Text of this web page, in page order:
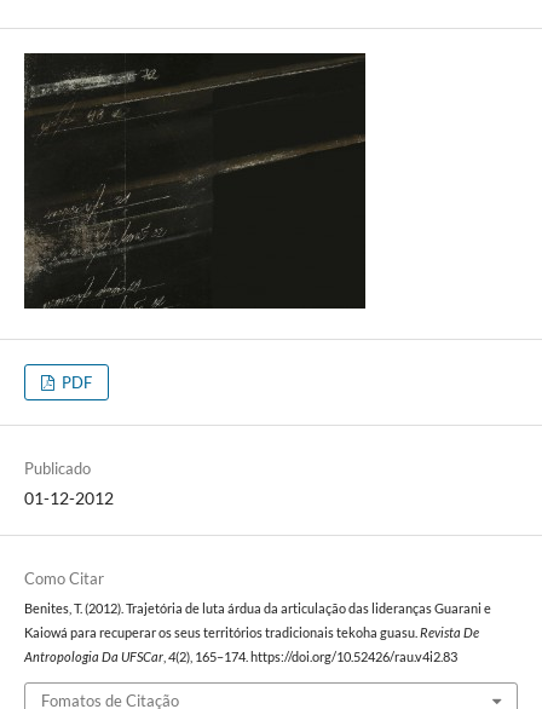
PDF
Publicado
01-12-2012
Como Citar
Benites, T. (2012). Trajetória de luta árdua da articulação das lideranças Guarani e
Kaiowá para recuperar os seus territórios tradicionais tekoha guasu. Revista De
Antropologia Da UFSCar, 4(2), 165–174. https://doi.org/10.52426/rau.v4i2.83
Fomatos de Citação